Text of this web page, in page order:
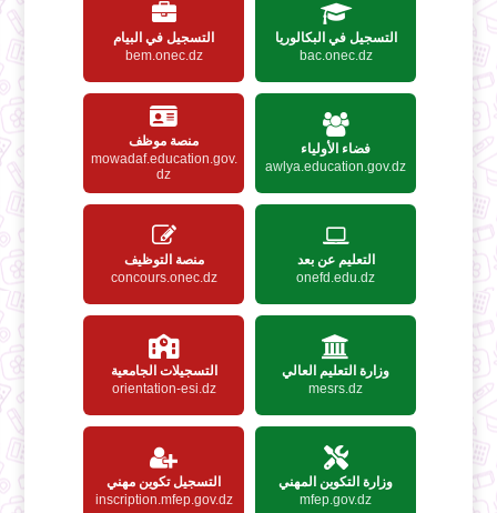
التسجيل في البكالوريا
bac.onec.dz
التسجيل في البيام
bem.onec.dz
فضاء الأولياء
awlya.education.gov.dz
منصة موظف
mowadaf.education.gov.
dz
التعليم عن بعد
onefd.edu.dz
منصة التوظيف
concours.onec.dz
وزارة التعليم العالي
mesrs.dz
التسجيلات الجامعية
orientation-esi.dz
وزارة التكوين المهني
mfep.gov.dz
التسجيل تكوين مهني
inscription.mfep.gov.dz